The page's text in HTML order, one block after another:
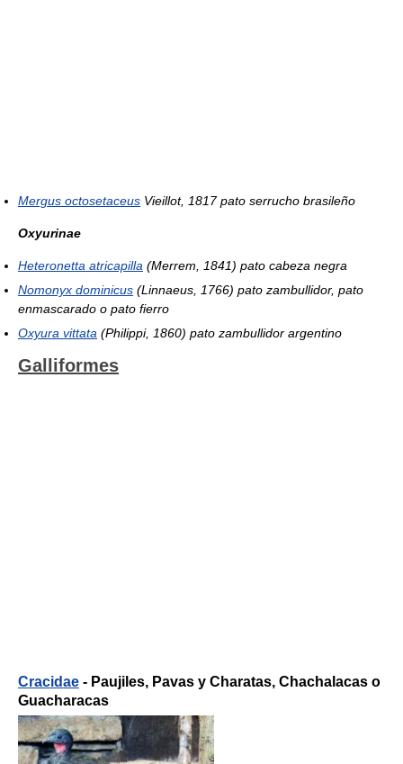
Mergus octosetaceus Vieillot, 1817 pato serrucho brasileño
Oxyurinae
Heteronetta atricapilla (Merrem, 1841) pato cabeza negra
Nomonyx dominicus (Linnaeus, 1766) pato zambullidor, pato
enmascarado o pato fierro
Oxyura vittata (Philippi, 1860) pato zambullidor argentino
Galliformes
Cracidae - Paujiles, Pavas y Charatas, Chachalacas o
Guacharacas